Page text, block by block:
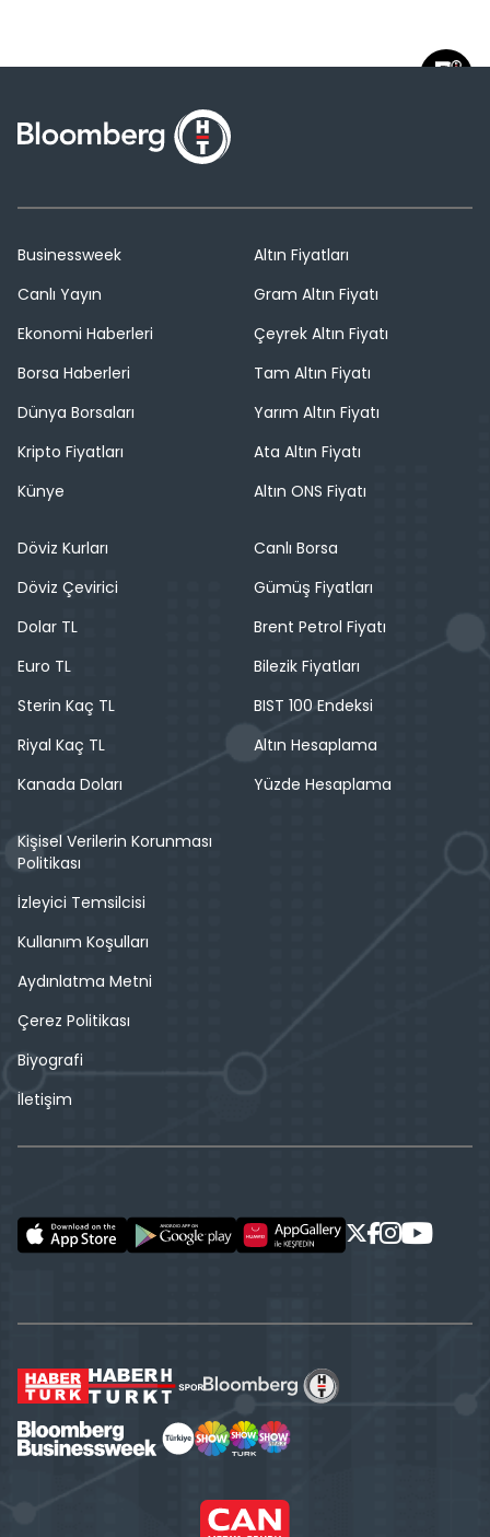
Businessweek
Canlı Yayın
Ekonomi Haberleri
Borsa Haberleri
Dünya Borsaları
Kripto Fiyatları
Künye
Altın Fiyatları
Gram Altın Fiyatı
Çeyrek Altın Fiyatı
Tam Altın Fiyatı
Yarım Altın Fiyatı
Ata Altın Fiyatı
Altın ONS Fiyatı
Döviz Kurları
Döviz Çevirici
Dolar TL
Euro TL
Sterin Kaç TL
Riyal Kaç TL
Kanada Doları
Canlı Borsa
Gümüş Fiyatları
Brent Petrol Fiyatı
Bilezik Fiyatları
BIST 100 Endeksi
Altın Hesaplama
Yüzde Hesaplama
Kişisel Verilerin Korunması
Politikası
İzleyici Temsilcisi
Kullanım Koşulları
Aydınlatma Metni
Çerez Politikası
Biyografi
İletişim